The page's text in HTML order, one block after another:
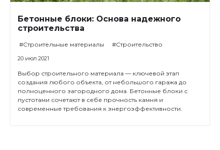
Бетонные блоки: Основа надежного
строительства
#Строительные материалы #Строительство
20 июл 2021
Выбор строительного материала — ключевой этап
создания любого объекта, от небольшого гаража до
полноценного загородного дома. Бетонные блоки с
пустотами сочетают в себе прочность камня и
современные требования к энергоэффективности.